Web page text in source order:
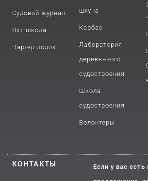
Судовой журнал
Яхт-школа
Чартер лодок
шхуна
Карбас
Лаборатория
деревянного
судостроения
Школа
судостроения
Волонтеры
КОНТАКТЫ
Если у вас есть